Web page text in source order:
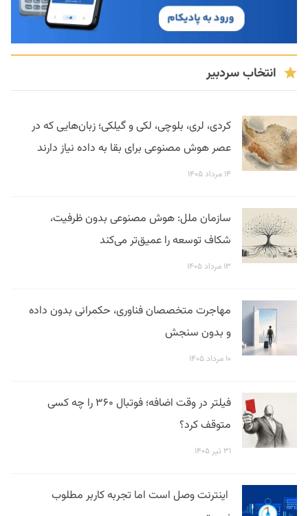
انتخاب سردبیر
کردی، لری، بلوچی، لکی و گیلکی؛ زبان‌هایی که در
عصر هوش مصنوعی برای بقا به داده نیاز دارند
۱۴ مرداد ۱۴۰۵
سازمان ملل: هوش مصنوعی بدون ظرفیت،
شکاف توسعه را عمیق‌تر می‌کند
۱۳ مرداد ۱۴۰۵
مهاجرت متخصصان فناوری، حکمرانی بدون داده
و بدون سنجش
۱۰ مرداد ۱۴۰۵
فیلتر در وقت اضافه؛ فوتبال ۳۶۰ را چه کسی
متوقف کرد؟
۳۱ تیر ۱۴۰۵
اینترنت وصل است اما تجربه کاربر مطلوب